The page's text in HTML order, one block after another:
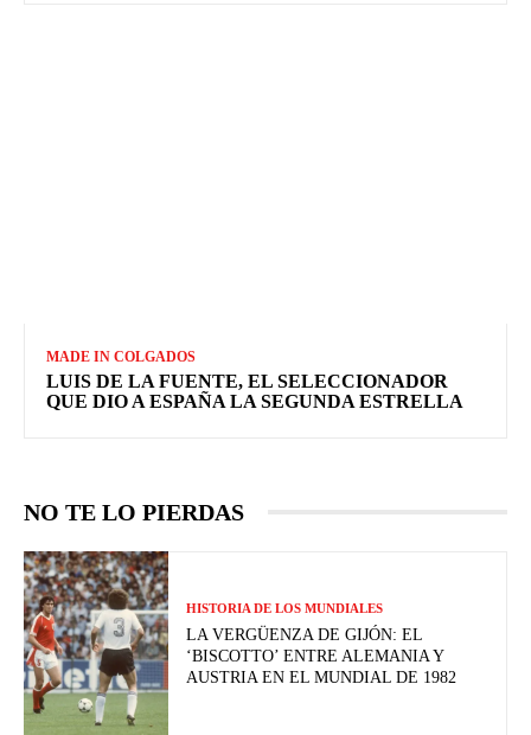
MADE IN COLGADOS
LUIS DE LA FUENTE, EL SELECCIONADOR
QUE DIO A ESPAÑA LA SEGUNDA ESTRELLA
NO TE LO PIERDAS
HISTORIA DE LOS MUNDIALES
LA VERGÜENZA DE GIJÓN: EL
‘BISCOTTO’ ENTRE ALEMANIA Y
AUSTRIA EN EL MUNDIAL DE 1982